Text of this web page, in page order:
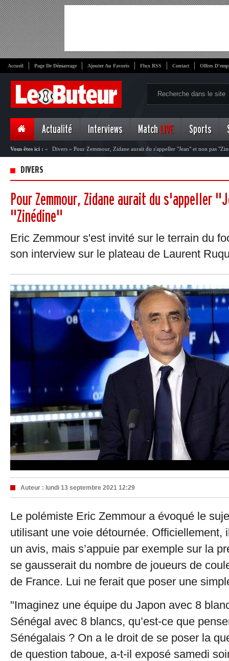
Accueil Page De Démarrage Ajouter Au Favoris Flux RSS Contact Offres
Actualité Interviews Match LIVE Sports
Vous êtes ici : » Divers » Pour Zemmour, Zidane aurait du s'appeller "Jean" et non pas
DIVERS
Pour Zemmour, Zidane aurait du s'appeller
"Zinédine"
Eric Zemmour s'est invité sur le terrain du
son interview sur le plateau de Laurent
Auteur : lundi 13 septembre 2021 12:29
Le polémiste Eric Zemmour a évoqué le
utilisant une voie détournée. Officiellement,
un avis, mais s’appuie par exemple sur la
se gausserait du nombre de joueurs de
de France. Lui ne ferait que poser une
"Imaginez une équipe du Japon avec 8
Sénégal avec 8 blancs, qu’est-ce que
Sénégalais ? On a le droit de se poser la
de question taboue, a-t-il exposé samedi